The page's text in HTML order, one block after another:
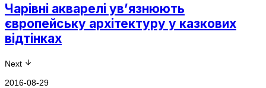
Чарівні акварелі ув’язнюють
європейську архітектуру у казкових
відтінках
Next
2016-08-29